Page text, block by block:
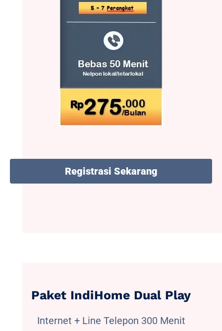
Registrasi Sekarang
Paket IndiHome Dual Play
Internet + Line Telepon 300 Menit